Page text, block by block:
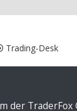
Trading-Desk
der TraderFox